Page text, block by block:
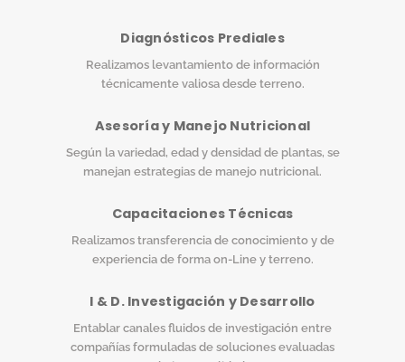
Diagnósticos Prediales
Realizamos levantamiento de información
técnicamente valiosa desde terreno.
Asesoría y Manejo Nutricional
Según la variedad, edad y densidad de plantas, se
manejan estrategias de manejo nutricional.
Capacitaciones Técnicas
Realizamos transferencia de conocimiento y de
experiencia de forma on-Line y terreno.
I & D. Investigación y Desarrollo
Entablar canales fluidos de investigación entre
compañías formuladas de soluciones evaluadas